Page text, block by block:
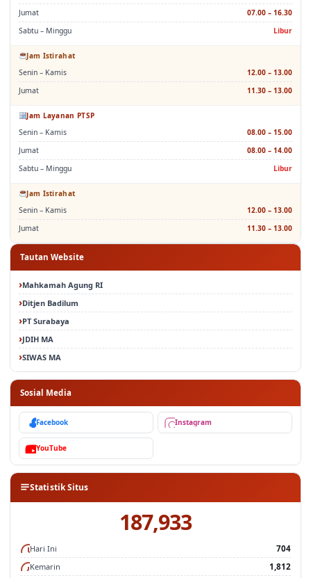
Jumat
07.00 – 16.30
Sabtu – Minggu
Libur
Jam Istirahat
Senin – Kamis
12.00 – 13.00
Jumat
11.30 – 13.00
Jam Layanan PTSP
Senin – Kamis
08.00 – 15.00
Jumat
08.00 – 14.00
Sabtu – Minggu
Libur
Jam Istirahat
Senin – Kamis
12.00 – 13.00
Jumat
11.30 – 13.00
Tautan Website
Mahkamah Agung RI
Ditjen Badilum
PT Surabaya
JDIH MA
SIWAS MA
Sosial Media
Facebook Instagram
YouTube
Statistik Situs
187,933
Hari Ini
704
Kemarin
1,812